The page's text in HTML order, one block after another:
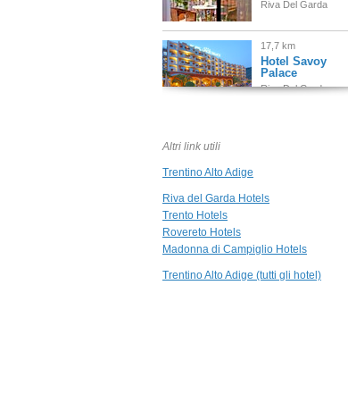
Riva Del Garda
17,7 km
Hotel Savoy
Palace
Riva Del Garda
Relais Palazzo
Grand Hotel
Altri link utili
Trentino Alto Adige
Riva del Garda Hotels
Trento Hotels
Rovereto Hotels
Madonna di Campiglio Hotels
Trentino Alto Adige (tutti gli hotel)